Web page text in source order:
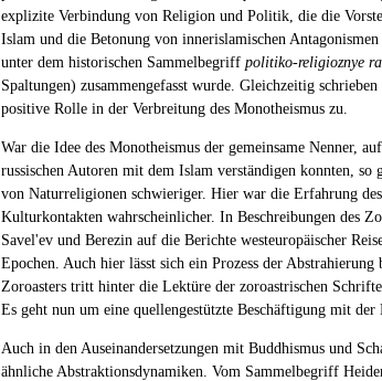
explizite Verbindung von Religion und Politik, die die
Islam und die Betonung von innerislamischen
unter dem historischen Sammelbegriff politiko-religioznye
Spaltungen) zusammengefasst wurde. Gleichzeitig
positive Rolle in der Verbreitung des Monotheismus zu.
War die Idee des Monotheismus der gemeinsame Nenner,
russischen Autoren mit dem Islam verständigen konnten, so
von Naturreligionen schwieriger. Hier war die Erfahrung
Kulturkontakten wahrscheinlicher. In Beschreibungen des
Savel'ev und Berezin auf die Berichte westeuropäischer
Epochen. Auch hier lässt sich ein Prozess der
Zoroasters tritt hinter die Lektüre der zoroastrischen
Es geht nun um eine quellengestützte Beschäftigung mit der
Auch in den Auseinandersetzungen mit Buddhismus und
ähnliche Abstraktionsdynamiken. Vom Sammelbegriff